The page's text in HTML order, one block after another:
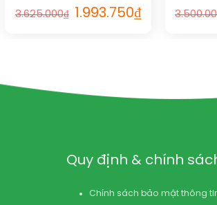
1005
3.625.000₫ 1.993.750₫
Quy định & chính
Chính sách bảo mật thông